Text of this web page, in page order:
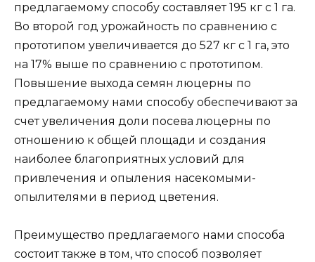
предлагаемому способу составляет 195 кг с 1 га.
Во второй год урожайность по сравнению с
прототипом увеличивается до 527 кг с 1 га, это
на 17% выше по сравнению с прототипом.
Повышение выхода семян люцерны по
предлагаемому нами способу обеспечивают за
счет увеличения доли посева люцерны по
отношению к общей площади и создания
наиболее благоприятных условий для
привлечения и опыления насекомыми-
опылителями в период цветения.
Преимущество предлагаемого нами способа
состоит также в том, что способ позволяет